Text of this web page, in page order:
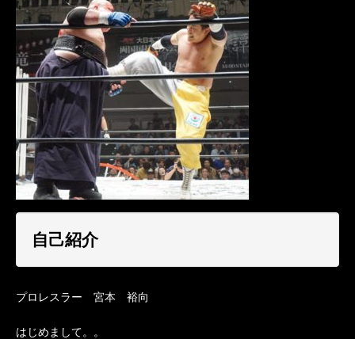
自己紹介
プロレスラー 宮本 裕向
はじめまして。。